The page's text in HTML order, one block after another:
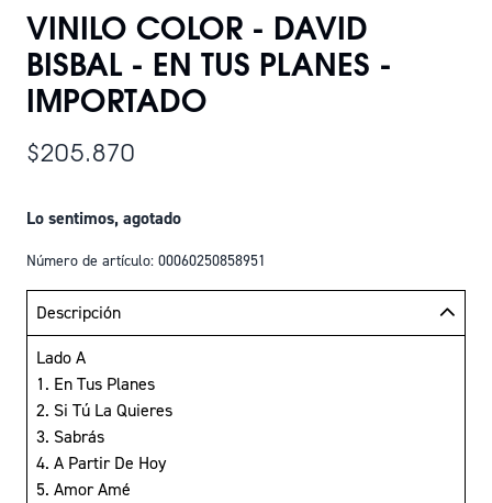
VINILO COLOR - DAVID
BISBAL - EN TUS PLANES -
IMPORTADO
$205.870
Lo sentimos, agotado
Número de artículo: 00060250858951
Descripción
Lado A
1. En Tus Planes
2. Si Tú La Quieres
3. Sabrás
4. A Partir De Hoy
5. Amor Amé